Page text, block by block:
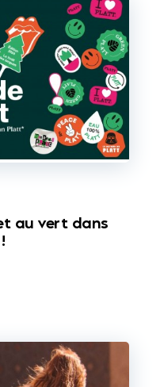
au vert dans